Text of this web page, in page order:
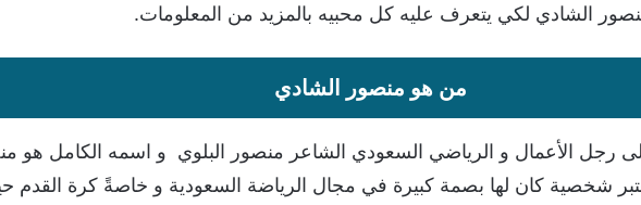
الشادي لكي يتعرف عليه كل محبيه بالمزيد من المعلومات.
من هو منصور الشادي
رجل الأعمال و الرياضي السعودي الشاعر منصور البلوي و اسمه الكامل هو
شخصية كان لها بصمة كبيرة في مجال الرياضة السعودية و خاصةً كرة